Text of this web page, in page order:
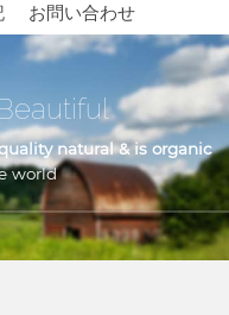
お問い合わせ
natural & is organic
world